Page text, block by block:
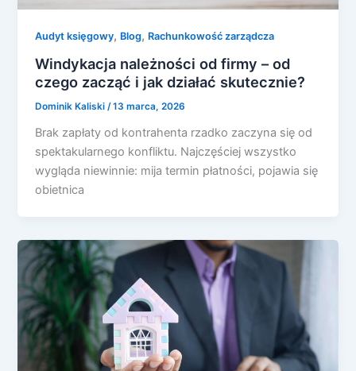
Audyt księgowy, Blog, Rachunkowość zarządcza
Windykacja należności od firmy – od
czego zacząć i jak działać skutecznie?
Dominik Kaliski/13 marca, 2026
Brak zapłaty od kontrahenta rzadko zaczyna się od
spektakularnego konfliktu. Najczęściej wszystko
wygląda niewinnie: mija termin płatności, pojawia się
obietnica